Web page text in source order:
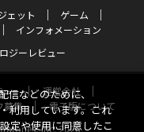
ェット
ゲーム
インフォメーション
ジーレビュー
ー
運営会社
募集
電子版について
Inc. 2026
信などのために、
利用しています。これ
定や使用に同意したこ